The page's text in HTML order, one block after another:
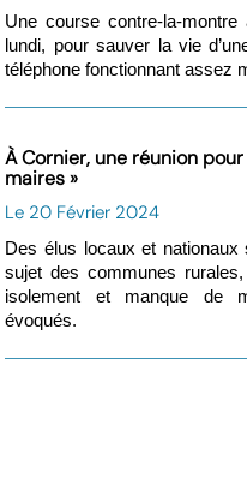
Une course contre-la-
lundi, pour sauver la vie
téléphone fonctionnant assez
À Cornier, une réunion
maires »
Le 20 Février 2024
Des élus locaux et
sujet des communes
isolement et manque de
évoqués.